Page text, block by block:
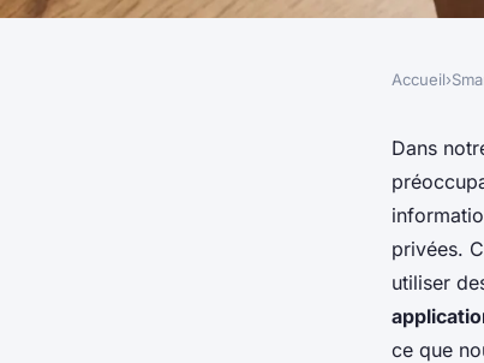
Comment
pour utiliser des
messagerie
Accueil›
Dans
privées.
utiliser
ce que